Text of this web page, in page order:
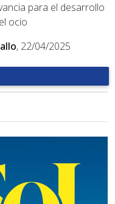
para el desarrollo
ocio
, 22/04/2025